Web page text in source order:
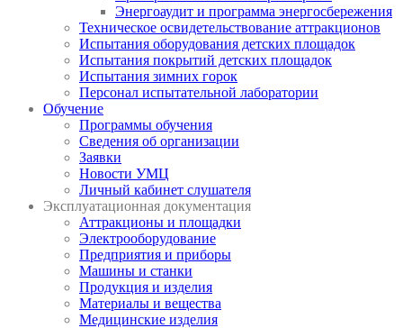
Энергоаудит и программа энергосбережения
Техническое освидетельствование аттракционов
Испытания оборудования детских площадок
Испытания покрытий детских площадок
Испытания зимних горок
Персонал испытательной лаборатории
Обучение
Программы обучения
Сведения об организации
Заявки
Новости УМЦ
Личный кабинет слушателя
Эксплуатационная документация
Аттракционы и площадки
Электрооборудование
Предприятия и приборы
Машины и станки
Продукция и изделия
Материалы и вещества
Медицинские изделия